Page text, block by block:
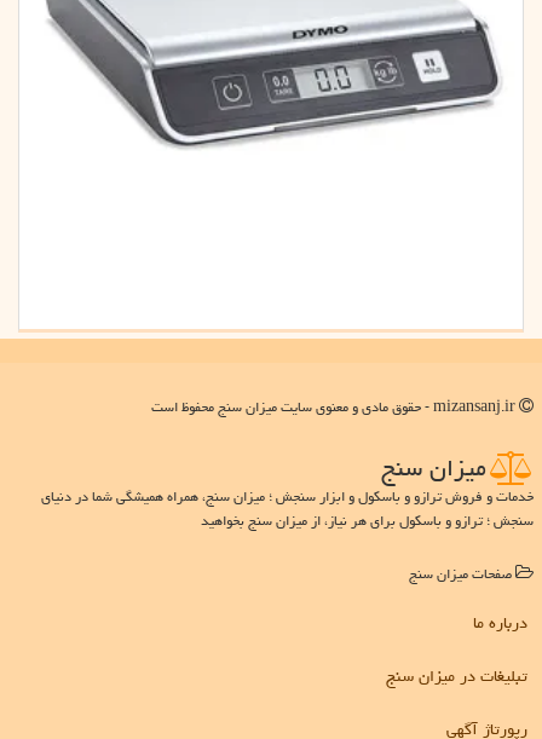
میزان سنج
خدمات و فروش ترازو و باسکول و ابزار سنجش ؛ میزان سنج، همراه همیشگی شما در دنیای
سنجش ؛ ترازو و باسکول برای هر نیاز، از میزان سنج بخواهید
صفحات میزان سنج
درباره ما
تبلیغات در میزان سنج
رپورتاژ آگهی